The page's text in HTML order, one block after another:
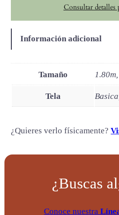
Consultar detalles
Información adicional
Tamaño
Tela
¿Quieres verlo físicamente?
¿Buscas
Conoce nuestra